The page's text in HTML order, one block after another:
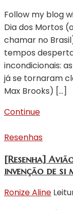
Follow my blog
Dia dos Mortos
chamar no
tempos
incondicionais:
já se tornaram
Max Brooks) […]
Continue
Resenhas
[Resenha]
invenção de si
Ronize Aline